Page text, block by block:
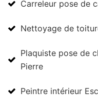
Carreleur pose de
Nettoyage de
Plaquiste pose de
Pierre
Peintre intérieur